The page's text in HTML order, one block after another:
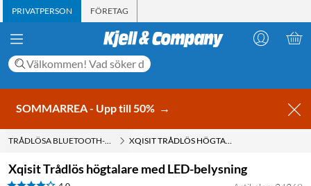
PRIVATPERSON FÖRETAG
SOMMARREA - Upp till 50% →
TRÅDLÖSA BLUETOOTH-HÖGTALARE XQISIT TRÅDLÖS HÖGTALARE MED LED-BELYSNING
Xqisit Trådlös högtalare med LED-belysning